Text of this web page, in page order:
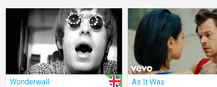
Wonderwall As It Was